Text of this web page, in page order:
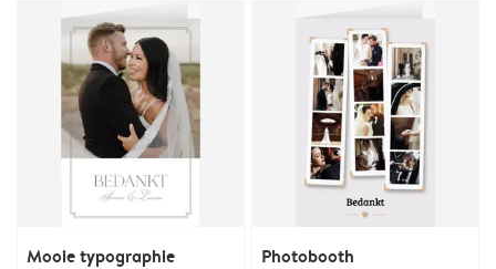
Mooie typographie Photobooth